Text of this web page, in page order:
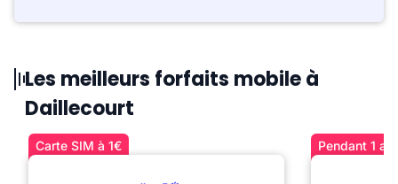
Les meilleurs forfaits mobile à
Daillecourt
Carte SIM à 1€ Pendant 1